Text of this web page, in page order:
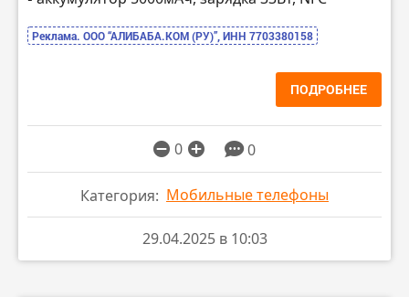
Реклама. ООО “АЛИБАБА.КОМ (РУ)”, ИНН 7703380158
ПОДРОБНЕЕ
0 0
Категория: Мобильные телефоны
29.04.2025 в 10:03